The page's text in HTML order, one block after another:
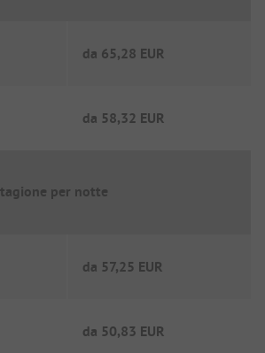
da 65,28 EUR
da 58,32 EUR
per notte
da 57,25 EUR
da 50,83 EUR